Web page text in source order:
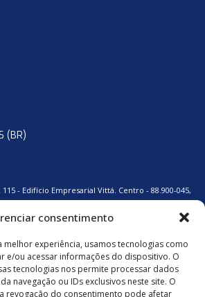
consentimento
experiência, usamos tecnologias como
e/ou acessar informações do dispositivo. O
tecnologias nos permite processar dados
navegação ou IDs exclusivos neste site. O
revogação do consentimento pode afetar
(BR)
- Edifício Empresarial Vittá. Centro - 88.900-045,